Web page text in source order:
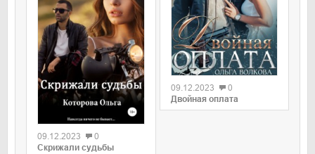
09.12.2023
0
Скрижали судьбы
09.12.2023
0
Двойная оплата